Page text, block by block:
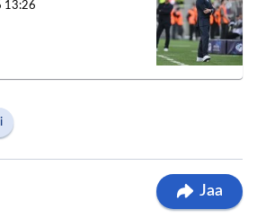
13:26
Jaa